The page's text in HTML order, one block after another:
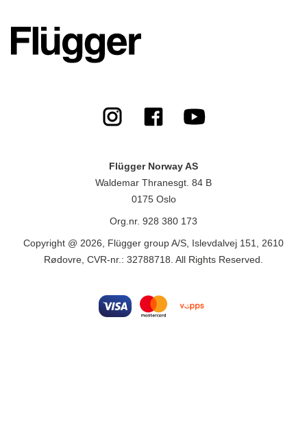
Flügger Norway AS
Waldemar Thranesgt. 84 B
0175 Oslo
Org.nr. 928 380 173
Copyright @ 2026, Flügger group A/S, Islevdalvej 151, 2610
Rødovre, CVR-nr.: 32788718. All Rights Reserved.